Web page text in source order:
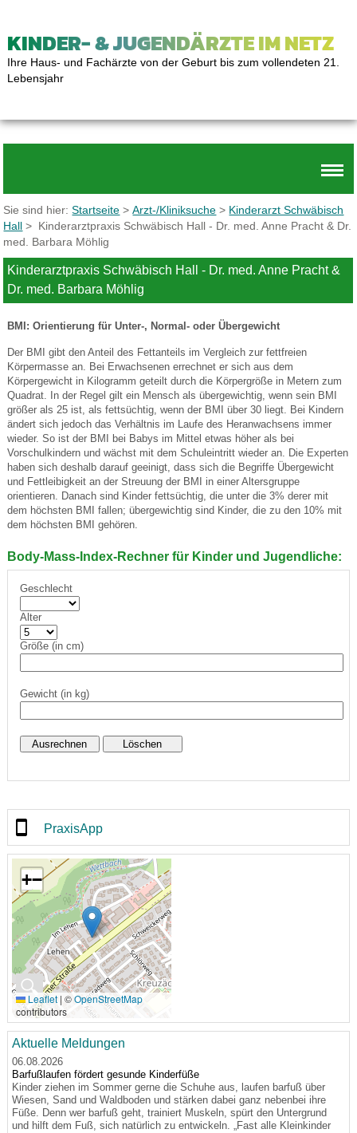
KINDER- & JUGENDÄRZTE IM NETZ
Ihre Haus- und Fachärzte von der Geburt bis zum vollendeten 21.
Lebensjahr
Sie sind hier:Startseite >Arzt-/Kliniksuche > Kinderarzt Schwäbisch
Hall > Kinderarztpraxis Schwäbisch Hall - Dr. med. Anne Pracht & Dr.
med. Barbara Möhlig
Kinderarztpraxis Schwäbisch Hall - Dr. med. Anne Pracht &
Dr. med. Barbara Möhlig
BMI: Orientierung für Unter-, Normal- oder Übergewicht
Der BMI gibt den Anteil des Fettanteils im Vergleich zur fettfreien
Körpermasse an. Bei Erwachsenen errechnet er sich aus dem
Körpergewicht in Kilogramm geteilt durch die Körpergröße in Metern zum
Quadrat. In der Regel gilt ein Mensch als übergewichtig, wenn sein BMI
größer als 25 ist, als fettsüchtig, wenn der BMI über 30 liegt. Bei Kindern
ändert sich jedoch das Verhältnis im Laufe des Heranwachsens immer
wieder. So ist der BMI bei Babys im Mittel etwas höher als bei
Vorschulkindern und wächst mit dem Schuleintritt wieder an. Die Experten
haben sich deshalb darauf geeinigt, dass sich die Begriffe Übergewicht
und Fettleibigkeit an der Streuung der BMI in einer Altersgruppe
orientieren. Danach sind Kinder fettsüchtig, die unter die 3% derer mit
dem höchsten BMI fallen; übergewichtig sind Kinder, die zu den 10% mit
dem höchsten BMI gehören.
Body-Mass-Index-Rechner für Kinder und Jugendliche:
Geschlecht
Alter
Größe (in cm)
Gewicht (in kg)
PraxisApp
🔍
+−
Leaflet | ©OpenStreetMap
contributors
Aktuelle Meldungen
06.08.2026
Barfußlaufen fördert gesunde Kinderfüße
Kinder ziehen im Sommer gerne die Schuhe aus, laufen barfuß über
Wiesen, Sand und Waldboden und stärken dabei ganz nebenbei ihre
Füße. Denn wer barfuß geht, trainiert Muskeln, spürt den Untergrund
und hilft dem Fuß, sich natürlich zu entwickeln. „Fast alle Kleinkinder